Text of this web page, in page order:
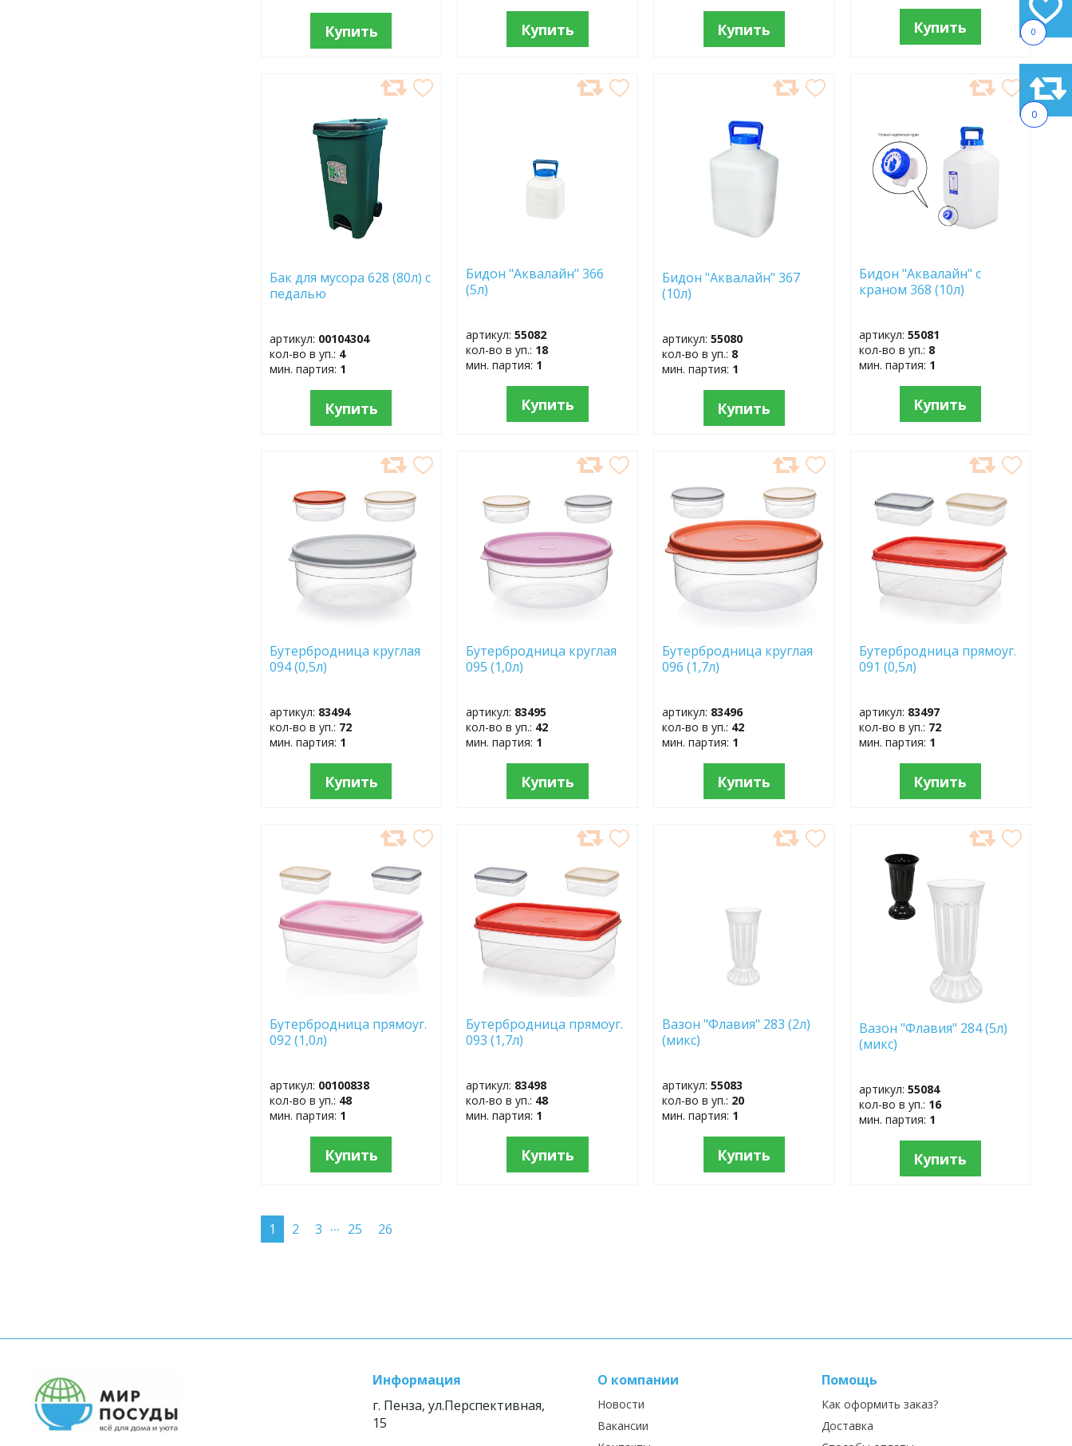
0
0
Купить Купить Купить Купить
ИЗБРАННОЕ
Бак для мусора 628 (80л) с
педалью
артикул: 00104304
кол-во в уп.: 4
мин. партия: 1
Купить
Бидон "Аквалайн" 366
(5л)
артикул:55082
кол-во в уп.: 18
мин. партия: 1
Купить
ИЗБРАННОЕ
Бидон "Аквалайн" 367
(10л)
артикул:55080
кол-во в уп.: 8
мин. партия: 1
Купить
Бидон "Аквалайн" с
краном 368 (10л)
артикул: 55081
кол-во в уп.: 8
мин. партия: 1
Купить
ИЗБРАННОЕ
Бутербродница круглая
094 (0,5л)
артикул: 83494
кол-во в уп.: 72
мин. партия: 1
Купить
ИЗБРАННОЕ
Бутербродница круглая
095 (1,0л)
артикул: 83495
кол-во в уп.: 42
мин. партия: 1
Купить
В
ИЗБРАННОЕ
Бутербродница круглая
096 (1,7л)
артикул: 83496
кол-во в уп.: 42
мин. партия: 1
Купить
ИЗБРАННОЕ
Бутербродница прямоуг.
091 (0,5л)
артикул: 83497
кол-во в уп.: 72
мин. партия: 1
Купить
ИЗБРАННОЕ
Бутербродница прямоуг.
092 (1,0л)
артикул: 00100838
кол-во в уп.: 48
мин. партия: 1
Купить
ИЗБРАННОЕ
Бутербродница прямоуг.
093 (1,7л)
артикул: 83498
кол-во в уп.: 48
мин. партия: 1
Купить
Вазон "Флавия" 283 (2л)
(микс)
артикул:55083
кол-во в уп.: 20
мин. партия: 1
Купить
В
ИЗБРАННОЕ
Вазон "Флавия" 284 (5л)
(микс)
артикул: 55084
кол-во в уп.: 16
мин. партия: 1
Купить
1 2 3 ... 25 26
Информация
г. Пенза, ул.Перспективная,
15
О компании
Новости
Вакансии
Помощь
Как оформить заказ?
Доставка